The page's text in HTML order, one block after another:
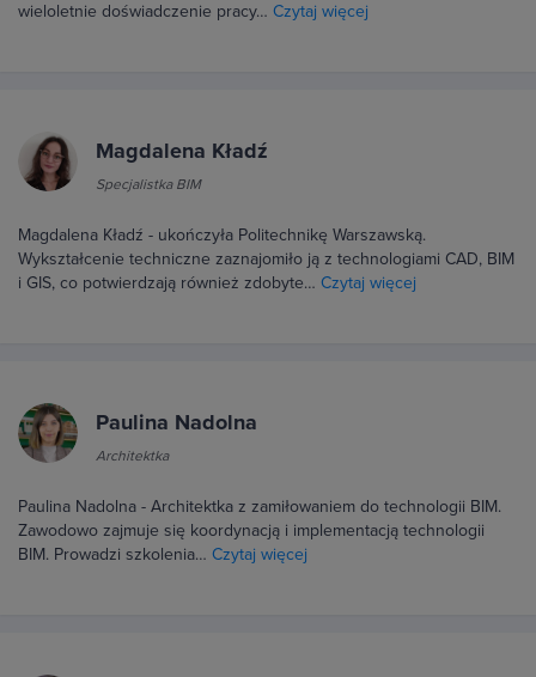
wieloletnie doświadczenie pracy… Czytaj więcej
Magdalena Kładź
Specjalistka BIM
Magdalena Kładź - ukończyła Politechnikę Warszawską.
Wykształcenie techniczne zaznajomiło ją z technologiami CAD, BIM
i GIS, co potwierdzają również zdobyte… Czytaj więcej
Paulina Nadolna
Architektka
Paulina Nadolna - Architektka z zamiłowaniem do technologii BIM.
Zawodowo zajmuje się koordynacją i implementacją technologii
BIM. Prowadzi szkolenia… Czytaj więcej